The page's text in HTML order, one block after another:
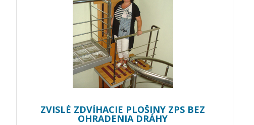
ZVISLÉ ZDVÍHACIE PLOŠINY ZPS BEZ
OHRADENIA DRÁHY